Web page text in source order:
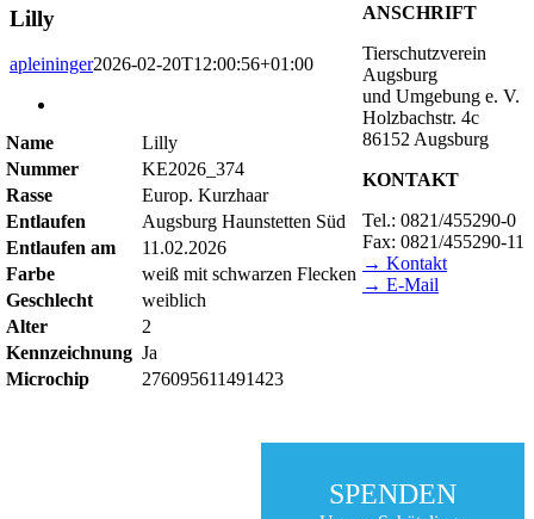
Lilly
apleininger2026-02-20T12:00:56+01:00
Name
Lilly
Nummer
KE2026_374
Rasse
Europ. Kurzhaar
Entlaufen
Augsburg Haunstetten Süd
Entlaufen am
11.02.2026
Farbe
weiß mit schwarzen Flecken
Geschlecht
weiblich
Alter
2
Kennzeichnung Ja
Microchip
276095611491423
SPENDEN
ANSCHRIFT
Tierschutzverein
Augsburg
und Umgebung e. V.
Holzbachstr. 4c
86152 Augsburg
KONTAKT
Tel.: 0821/455290-0
Fax: 0821/455290-11
→ Kontakt
→ E-Mail